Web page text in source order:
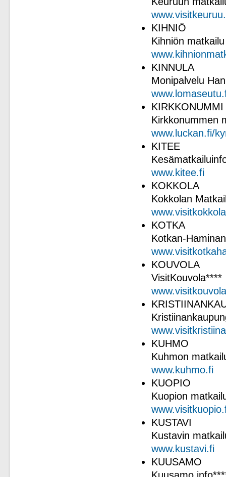
KIHNIÖ
Kihniön matkailu
KINNULA
Monipalvelu
KIRKKONUMMI
Kirkkonummen
www.luckan.fi/
KITEE
www.kitee.fi
KOKKOLA
Kokkolan
KOTKA
Kotkan-
KOUVOLA
VisitKouvola****
KUHMO
Kuhmon
www.kuhmo.fi
KUOPIO
Kuopion
KUSTAVI
Kustavin
www.kustavi.fi
KUUSAMO